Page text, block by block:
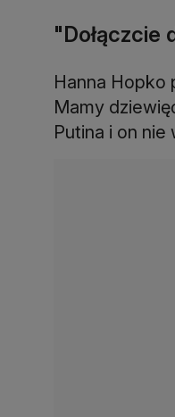
"Dołączcie
Hanna Hopko
Mamy
Putina i on nie